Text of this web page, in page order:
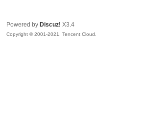
Powered by Discuz! X3.4
Copyright © 2001-2021, Tencent Cloud.